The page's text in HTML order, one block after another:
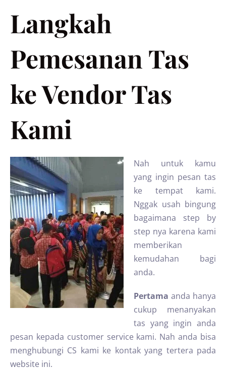
Langkah
Pemesanan Tas
ke Vendor Tas
Kami
Nah untuk kamu
yang ingin pesan tas
ke tempat kami.
Nggak usah bingung
bagaimana step by
step nya karena kami
memberikan
kemudahan bagi
anda.
Pertama anda hanya
cukup menanyakan
tas yang ingin anda
pesan kepada customer service kami. Nah anda bisa
menghubungi CS kami ke kontak yang tertera pada
website ini.